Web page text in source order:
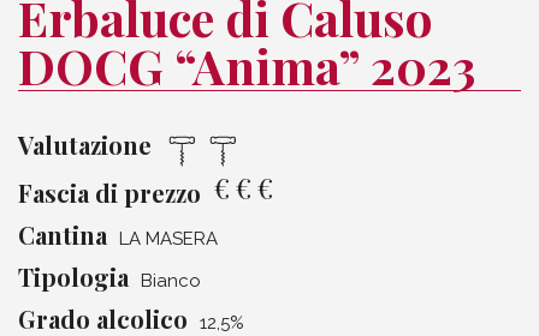
Erbaluce di Caluso
DOCG “Anima” 2023
Valutazione
Fascia di prezzo €€€
Cantina LA MASERA
Tipologia Bianco
Grado alcolico 12,5%